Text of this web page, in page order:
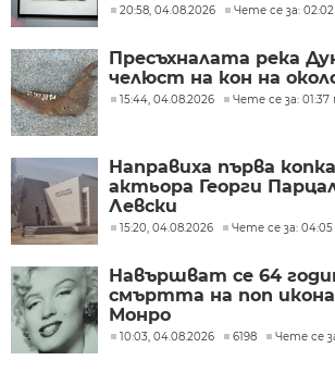
20:58, 04.08.2026 Чете се за:
Пресъхналата река
челюст на кон на
15:44, 04.08.2026 Чете се за: 01:37
Направиха първа
актьора Георги
Левски
15:20, 04.08.2026 Чете се за:
Навършват се 64
смъртта на поп
Монро
10:03, 04.08.2026 6198 Чете се